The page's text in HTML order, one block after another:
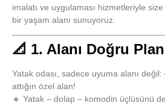
imalatı ve uygulaması hizmetleriyle
bir yaşam alanı sunuyoruz.
📐 1. Alanı Doğru
Yatak odası, sadece uyuma alanı değil:
attığın özel alan!
🔸 Yatak – dolap – komodin üçlüsünü